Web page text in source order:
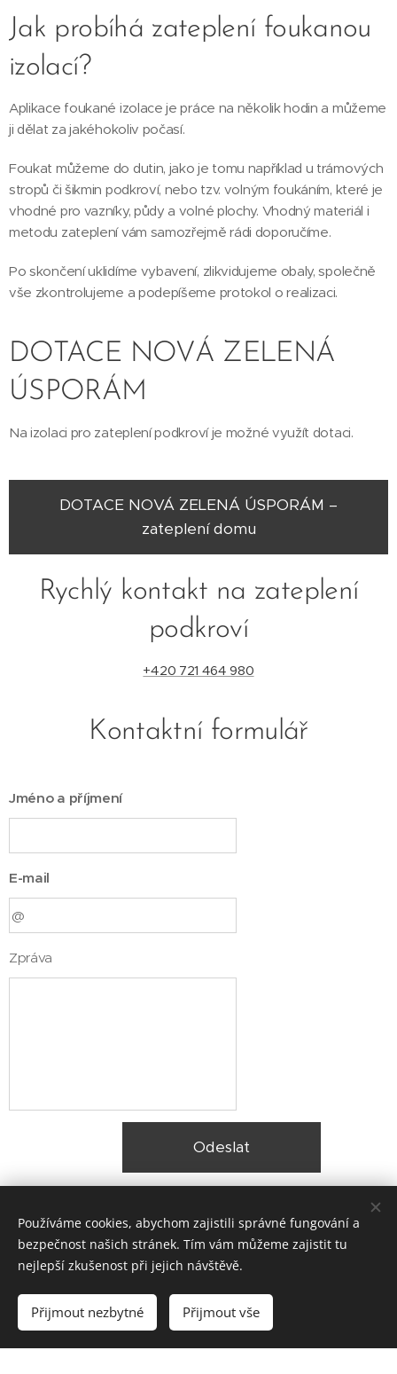
Jak probíhá zateplení foukanou
izolací?
Aplikace foukané izolace je práce na několik hodin a můžeme
ji dělat za jakéhokoliv počasí.
Foukat můžeme do dutin, jako je tomu například u trámových
stropů či šikmin podkroví, nebo tzv. volným foukáním, které je
vhodné pro vazníky, půdy a volné plochy. Vhodný materiál i
metodu zateplení vám samozřejmě rádi doporučíme.
Po skončení uklidíme vybavení, zlikvidujeme obaly, společně
vše zkontrolujeme a podepíšeme protokol o realizaci.
DOTACE NOVÁ ZELENÁ
ÚSPORÁM
Na izolaci pro zateplení podkroví je možné využít dotaci.
DOTACE NOVÁ ZELENÁ ÚSPORÁM –
zateplení domu
Rychlý kontakt na zateplení
podkroví
+420 721 464 980
Kontaktní formulář
Jméno a příjmení
E-mail
Zpráva
Odeslat
© 2025 Zateplení fasády Praha |Lokality
Vytvořeno službou Webnode
Používáme cookies, abychom zajistili správné fungování a
bezpečnost našich stránek. Tím vám můžeme zajistit tu
nejlepší zkušenost při jejich návštěvě.
Přijmout nezbytné Přijmout vše